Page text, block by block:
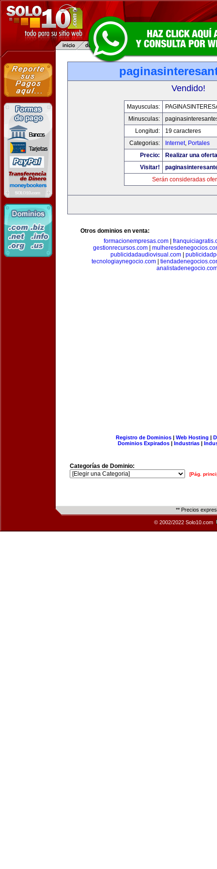
Vendido!
Mayusculas:
Minusculas:
Longitud:
19 caracteres
Categorias:
Internet, Portales
Precio:
Realizar una
Visitar!
Serán consideradas
Otros dominios en venta:
formacionempresas.com|
gestionrecursos.com|
publicidadaudiovisual.com|
tecnologiaynegocio.com
Registro de Dominios| Web Hosting |
Dominios Expirados | Industrias |
Categorías de Dominio:
[Pág.
** Precios
© 2002/2022 Solo10.com